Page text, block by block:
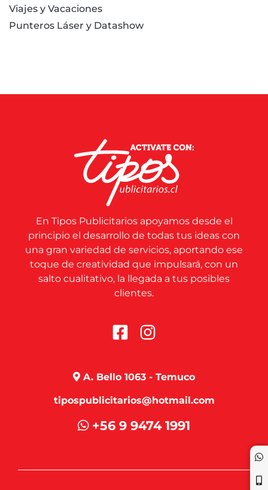
Viajes y Vacaciones
Punteros Láser y Datashow
En Tipos Publicitarios apoyamos desde el
principio el desarrollo de todas tus ideas con
una gran variedad de servicios, aportando ese
toque de creatividad que impulsará, con un
salto cualitativo, la llegada a tus posibles
clientes.
A. Bello 1063 - Temuco
tipospublicitarios@hotmail.com
+56 9 9474 1991